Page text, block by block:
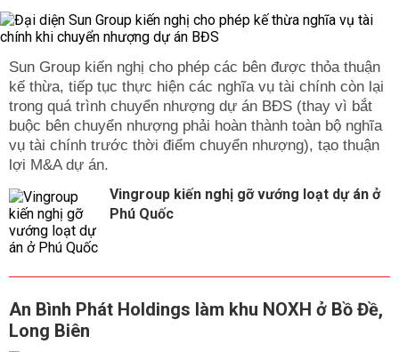
Sun Group kiến nghị cho phép các bên được thỏa thuận
kế thừa, tiếp tục thực hiện các nghĩa vụ tài chính còn lại
trong quá trình chuyển nhượng dự án BĐS (thay vì bắt
buộc bên chuyển nhượng phải hoàn thành toàn bộ nghĩa
vụ tài chính trước thời điểm chuyển nhượng), tạo thuận
lợi M&A dự án.
Vingroup kiến nghị gỡ vướng loạt dự án ở
Phú Quốc
An Bình Phát Holdings làm khu NOXH ở Bồ Đề,
Long Biên